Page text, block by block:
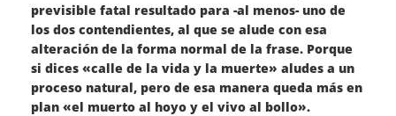
previsible fatal resultado para -al menos- uno de
los dos contendientes, al que se alude con esa
alteración de la forma normal de la frase. Porque
si dices «calle de la vida y la muerte» aludes a un
proceso natural, pero de esa manera queda más en
plan «el muerto al hoyo y el vivo al bollo».